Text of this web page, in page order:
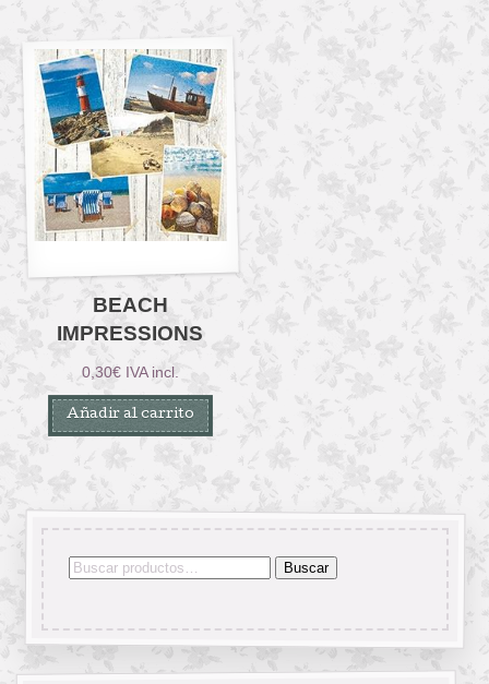
BEACH
IMPRESSIONS
0,30€ IVA incl.
Añadir al carrito
Buscar
Buscar